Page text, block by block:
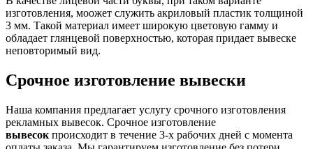
изготовления, моожет служить акриловый пластик толщиной
3 мм. Такой материал имеет широкую цветовую гамму и
обладает глянцевой поверхностью, которая придает вывеске
неповторимый вид.
Срочное изготовление вывески
Наша компания предлагает услугу срочного изготовления
рекламных вывесок. Срочное изготовление
вывесок происходит в течение 3-х рабочих дней с момента